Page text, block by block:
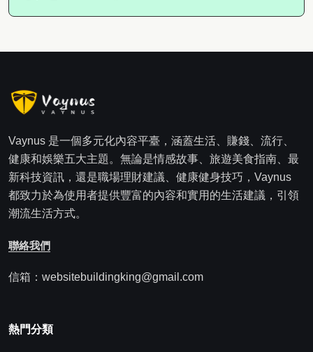
Vaynus 是一個多元化內容平臺，涵蓋生活、賺錢、流行、
健康和娛樂五大主題。無論是情感故事、旅遊美食指南、最
新科技資訊，還是職場理財建議、健康健身技巧，Vaynus
都致力於為使用者提供豐富的內容和實用的生活建議，引領
潮流生活方式。
聯絡我們
信箱：websitebuildingking@gmail.com
熱門分類